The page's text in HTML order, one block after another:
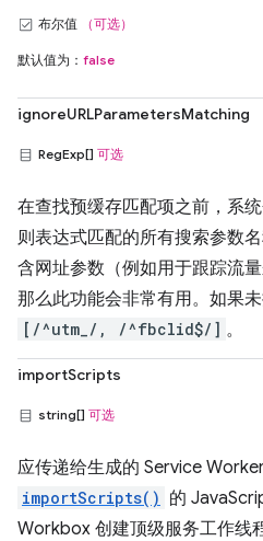
布尔值 （可选）
默认值为： false
ignoreURLParametersMatching
RegExp[] 可选
在查找预缓存匹配项之前，系
则表达式匹配的所有搜索参数
含网址参数（例如用于跟踪流
那么此功能会非常有用。如果
[/^utm_/, /^fbclid$/] 。
importScripts
string[] 可选
应传递给生成的 Service
importScripts() 的
Workbox 创建顶级服务工作线